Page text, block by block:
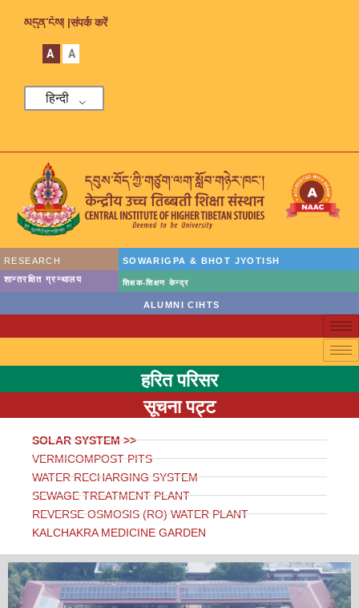
མདུན་ངོས། |संपर्क करें
A A
हिन्दी
RESEARCH
SOWARIGPA & BHOT JYOTISH
शान्तरक्षित ग्रन्थालय
शिक्षक-शिक्षण केन्द्र
ALUMNI CIHTS
हरित परिसर
सूचना पट्ट
SOLAR SYSTEM >>
VERMICOMPOST PITS
WATER RECHARGING SYSTEM
SEWAGE TREATMENT PLANT
REVERSE OSMOSIS (RO) WATER PLANT
KALCHAKRA MEDICINE GARDEN